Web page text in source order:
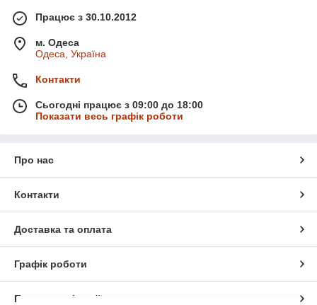
Працює з 30.10.2012
м. Одеса
Одеса, Україна
Контакти
Сьогодні працює з 09:00 до 18:00
Показати весь графік роботи
Про нас
Контакти
Доставка та оплата
Графік роботи
Повна версія сайту